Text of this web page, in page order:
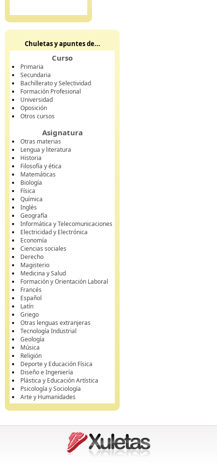
Chuletas y apuntes de...
Curso
Primaria
Secundaria
Bachillerato y Selectividad
Formación Profesional
Universidad
Oposición
Otros cursos
Asignatura
Otras materias
Lengua y literatura
Historia
Filosofía y ética
Matemáticas
Biología
Física
Química
Inglés
Geografía
Informática y Telecomunicaciones
Electricidad y Electrónica
Economía
Ciencias sociales
Derecho
Magisterio
Medicina y Salud
Formación y Orientación Laboral
Francés
Español
Latín
Griego
Otras lenguas extranjeras
Tecnología Industrial
Geología
Música
Religión
Deporte y Educación Física
Diseño e Ingeniería
Plástica y Educación Artística
Psicología y Sociología
Arte y Humanidades